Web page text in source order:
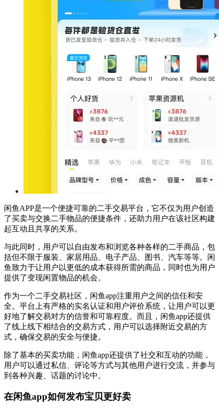
闲鱼APP是一个便捷可靠的二手交易平台，它不仅为用户创造
了买卖与交换二手物品的便捷条件，还助力用户在该社区构建
起互动且共享的关系。
与此同时，用户可以自由发布和浏览各种各样的二手商品，包
括但不限于服装、家居用品、电子产品、图书、汽车等等。闲
鱼致力于让用户以更低的成本获得所需的商品，同时也为用户
提供了变现闲置物品的机会。
作为一个二手交易社区，闲鱼app注重用户之间的信任和安
全。平台上有严格的实名认证和用户评价系统，让用户可以更
好地了解交易对方的信誉和可靠程度。而且，闲鱼app还提供
了线上线下相结合的交易方式，用户可以选择附近交易的方
式，确保交易的安全与便捷。
除了基本的买卖功能，闲鱼app还提供了社交和互动的功能，
用户可以通过私信、评论等方式与其他用户进行交流，并参与
到各种兴趣、话题的讨论中。
在闲鱼app如何发布宝贝更好卖